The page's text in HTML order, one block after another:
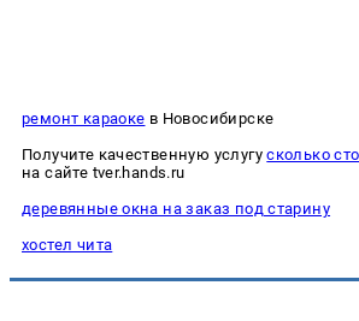
ремонт караоке в Новосибирске
Получите качественную услугусколько
на сайте tver.hands.ru
деревянные окна на заказ под старину
хостел чита